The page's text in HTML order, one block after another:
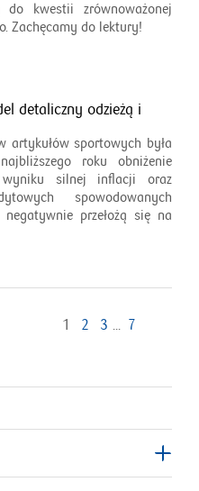
do kwestii zrównoważonej
Zachęcamy do lektury!
detaliczny odzieżą i
artykułów sportowych była
roku obniżenie
silnej inflacji oraz
spowodowanych
przełożą się na
1 2 3 ... 7